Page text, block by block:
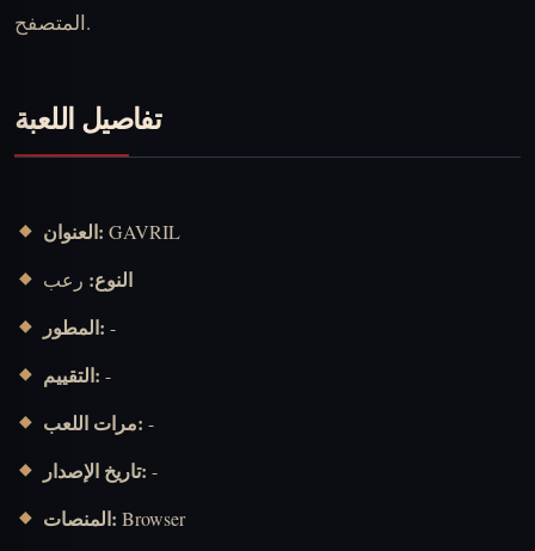
المتصفح.
تفاصيل اللعبة
العنوان: GAVRIL
النوع: رعب
المطور: -
التقييم: -
مرات اللعب: -
تاريخ الإصدار: -
المنصات: Browser